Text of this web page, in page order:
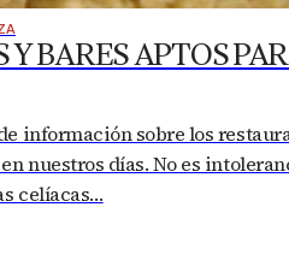
BARES APTOS
información sobre los
nuestros días. No es
celíacas…